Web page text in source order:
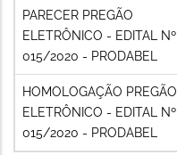
PARECER PREGÃO
ELETRÔNICO - EDITAL Nº
015/2020 - PRODABEL
HOMOLOGAÇÃO PREGÃO
ELETRÔNICO - EDITAL Nº
015/2020 - PRODABEL